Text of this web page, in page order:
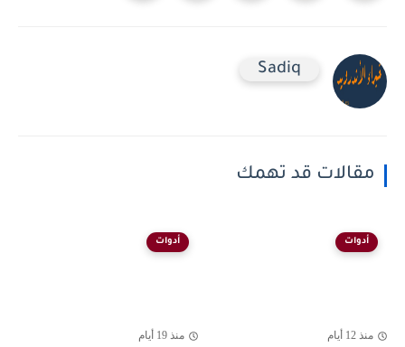
Sadiq
مقالات قد تهمك
أدوات
منذ 12 أيام
أدوات
منذ 19 أيام